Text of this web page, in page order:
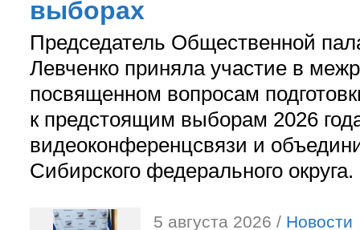
выборах
Председатель Общественной
Левченко приняла участие в
посвященном вопросам
к предстоящим выборам 2026
видеоконференцсвязи и
Сибирского федерального округа.
5 августа 2026 / Новости